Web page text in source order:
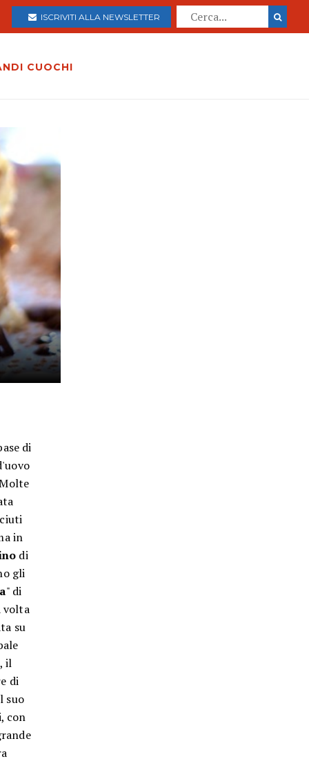
ISCRIVITI ALLA NEWSLETTER
CUOCHI
di
in
di
gli
" di
volta
su
il
di
suo
con